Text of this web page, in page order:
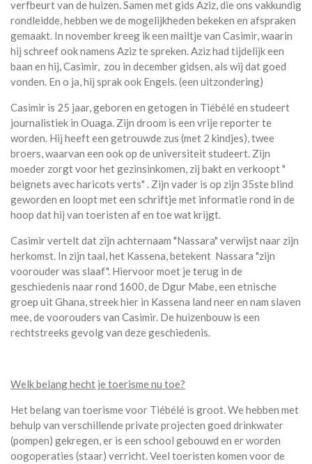
verfbeurt van de huizen. Samen met gids Aziz, die ons vakkundig
rondleidde, hebben we de mogelijkheden bekeken en afspraken
gemaakt. In november kreeg ik een mailtje van Casimir, waarin
hij schreef ook namens Aziz te spreken. Aziz had tijdelijk een
baan en hij, Casimir, zou in december gidsen, als wij dat goed
vonden. En o ja, hij sprak ook Engels. (een uitzondering)
Casimir is 25 jaar, geboren en getogen in Tiébélé en studeert
journalistiek in Ouaga. Zijn droom is een vrije reporter te
worden. Hij heeft een getrouwde zus (met 2 kindjes), twee
broers, waarvan een ook op de universiteit studeert. Zijn
moeder zorgt voor het gezinsinkomen, zij bakt en verkoopt "
beignets avec haricots verts" . Zijn vader is op zijn 35ste blind
geworden en loopt met een schriftje met informatie rond in de
hoop dat hij van toeristen af en toe wat krijgt.
Casimir vertelt dat zijn achternaam "Nassara" verwijst naar zijn
herkomst. In zijn taal, het Kassena, betekent Nassara "zijn
voorouder was slaaf". Hiervoor moet je terug in de
geschiedenis naar rond 1600, de Dgur Mabe, een etnische
groep uit Ghana, streek hier in Kassena land neer en nam slaven
mee, de voorouders van Casimir. De huizenbouw is een
rechtstreeks gevolg van deze geschiedenis.
Welk belang hecht je toerisme nu toe?
Het belang van toerisme voor Tiébélé is groot. We hebben met
behulp van verschillende private projecten goed drinkwater
(pompen) gekregen, er is een school gebouwd en er worden
oogoperaties (staar) verricht. Veel toeristen komen voor de